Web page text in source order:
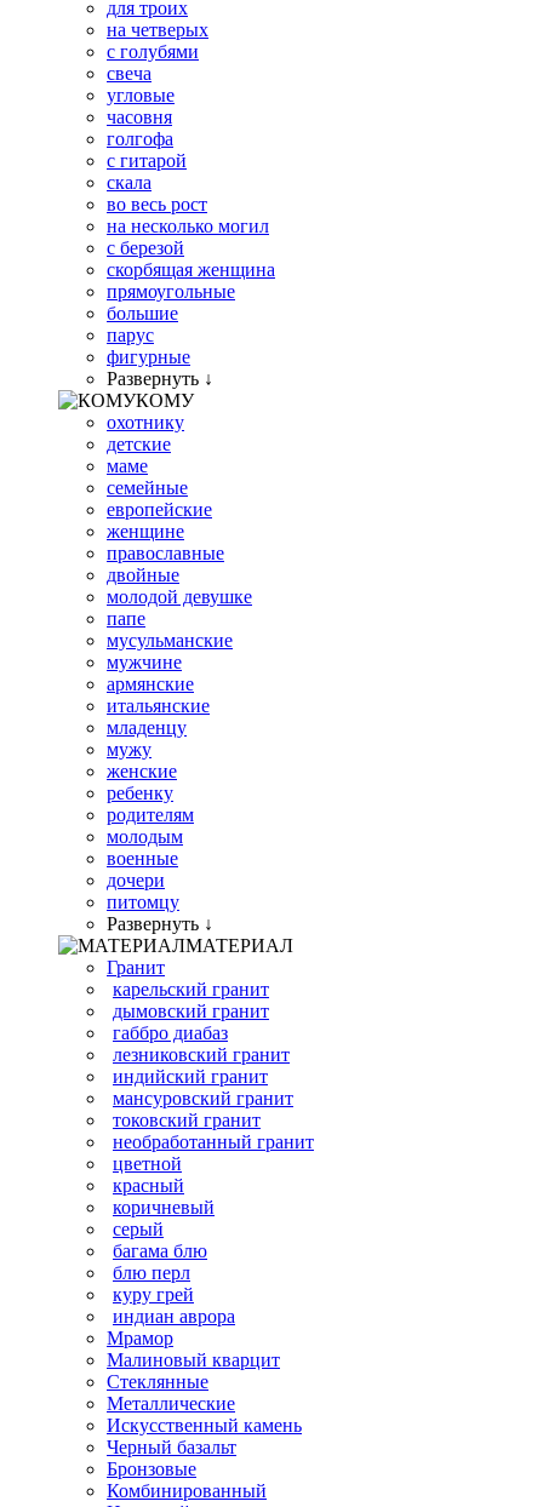
для троих
на четверых
с голубями
свеча
угловые
часовня
голгофа
с гитарой
скала
во весь рост
на несколько могил
с березой
скорбящая женщина
прямоугольные
большие
парус
фигурные
Развернуть ↓
КОМУ
охотнику
детские
маме
семейные
европейские
женщине
православные
двойные
молодой девушке
папе
мусульманские
мужчине
армянские
итальянские
младенцу
мужу
женские
ребенку
родителям
молодым
военные
дочери
питомцу
Развернуть ↓
МАТЕРИАЛ
Гранит
карельский гранит
дымовский гранит
габбро диабаз
лезниковский гранит
индийский гранит
мансуровский гранит
токовский гранит
необработанный гранит
цветной
красный
коричневый
серый
багама блю
блю перл
куру грей
индиан аврора
Мрамор
Малиновый кварцит
Стеклянные
Металлические
Искусственный камень
Черный базальт
Бронзовые
Комбинированный